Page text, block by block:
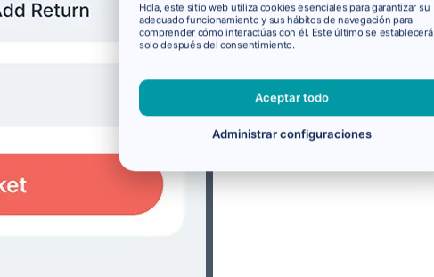
Hola, este sitio web utiliza cookies esenciales para garantizar su
adecuado funcionamiento y sus hábitos de navegación para
comprender cómo interactúas con él. Este último se establecerá
solo después del consentimiento.
Aceptar todo
Administrar configuraciones